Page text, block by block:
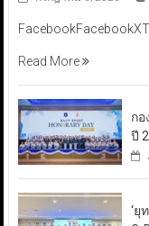
Read More
กอ
ปี
‘ยุ